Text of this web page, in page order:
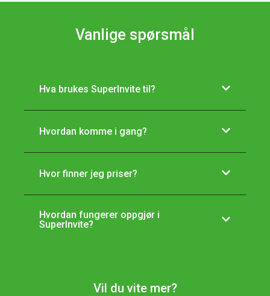
Vil du vite mer?
Vanlige spørsmål
Hva brukes SuperInvite til?
Hvordan komme i gang?
Hvor finner jeg priser?
Hvordan fungerer oppgjør i
SuperInvite?